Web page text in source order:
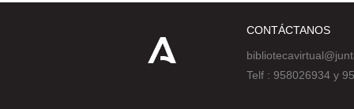
CONTÁCTANOS
Telf : 958026934 y